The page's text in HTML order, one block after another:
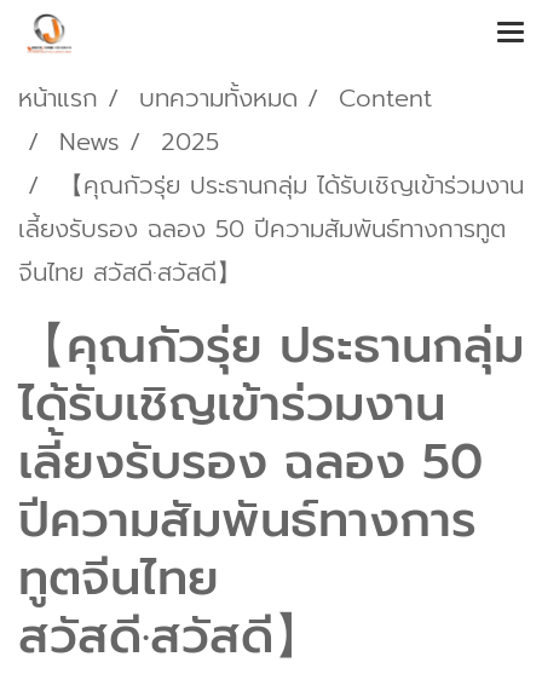
หน้าแรก บทความทั้งหมด
Content
News
2025
【คุณกัวรุ่ย ประธานกลุ่ม ได้รับเชิญเข้าร่วมงาน
เลี้ยงรับรอง ฉลอง 50 ปีความสัมพันธ์ทางการทูต
จีนไทย สวัสดี·สวัสดี】
【คุณกัวรุ่ย ประธานกลุ่ม
ได้รับเชิญเข้าร่วมงาน
เลี้ยงรับรอง ฉลอง 50
ปีความสัมพันธ์ทางการ
ทูตจีนไทย
สวัสดี·สวัสดี】